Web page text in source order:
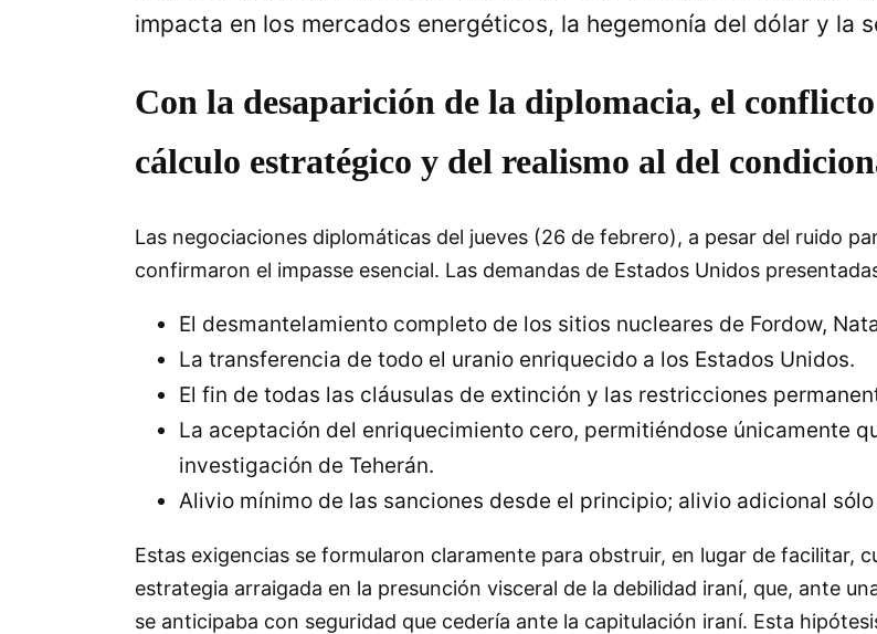
impacta en los mercados energéticos, la hegemonía del dólar y la
Con la desaparición de la diplomacia, el
cálculo estratégico y del realismo al del
Las negociaciones diplomáticas del jueves (26 de febrero), a pesar del ruido
confirmaron el impasse esencial. Las demandas de Estados Unidos
El desmantelamiento completo de los sitios nucleares de Fordow,
La transferencia de todo el uranio enriquecido a los Estados Unidos.
El fin de todas las cláusulas de extinción y las restricciones
La aceptación del enriquecimiento cero, permitiéndose únicamente
investigación de Teherán.
Alivio mínimo de las sanciones desde el principio; alivio adicional
Estas exigencias se formularon claramente para obstruir, en lugar de facilitar,
estrategia arraigada en la presunción visceral de la debilidad iraní, que, ante
se anticipaba con seguridad que cedería ante la capitulación iraní. Esta